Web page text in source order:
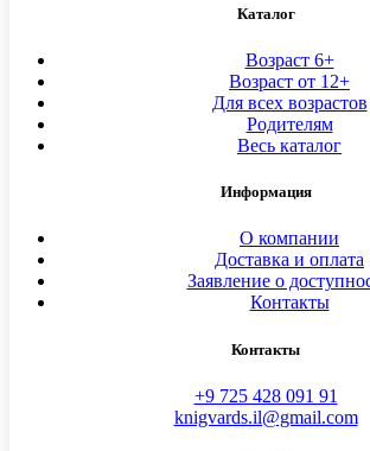
Каталог
Возраст 6+
Возраст от 12+
Для всех возрастов
Родителям
Весь каталог
Информация
О компании
Доставка и оплата
Заявление о
Контакты
Контакты
+9 725 428 091 91
knigvards.il@gmail.com